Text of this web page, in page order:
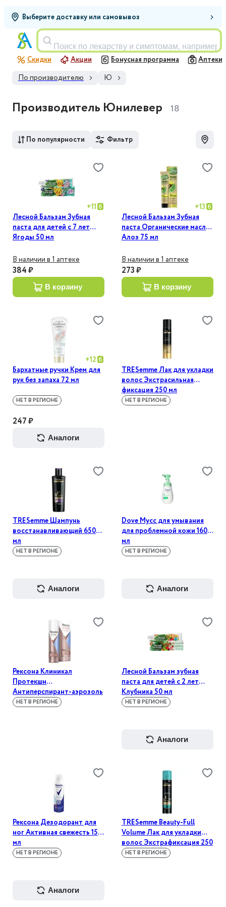
Выберите доставку или самовывоз
Поиск по лекарству и симптомам, например,
Скидки Акции Бонусная программа Аптеки
По производителю Ю
Производитель Юнилевер 18
По популярности Фильтр
+11
Лесной Бальзам Зубная
паста для детей с 7 лет
Ягоды 50 мл
В наличии в 1 аптеке
384 ₽
в корзину
+13
Лесной Бальзам Зубная
паста Органические масла-
Алоэ 75 мл
В наличии в 1 аптеке
273 ₽
в корзину
+12
Бархатные ручки Крем для
рук без запаха 72 мл
НЕТ В РЕГИОНЕ
247 ₽
аналоги
TRESemme Лак для укладки
волос Экстрасильная
фиксация 250 мл
НЕТ В РЕГИОНЕ
TRESemme Шампунь
восстанавливающий 650
мл
НЕТ В РЕГИОНЕ
аналоги
Dove Мусс для умывания
для проблемной кожи 160
мл
НЕТ В РЕГИОНЕ
аналоги
Рексона Клиникал
Протекшн
Антиперспирант-аэрозоль
Защита и свежесть 150 мл
НЕТ В РЕГИОНЕ
Лесной Бальзам зубная
паста для детей с 2 лет
Клубника 50 мл
НЕТ В РЕГИОНЕ
аналоги
Рексона Дезодорант для
ног Активная свежесть 150
мл
НЕТ В РЕГИОНЕ
аналоги
TRESemme Beauty-Full
Volume Лак для укладки
волос Экстрафиксация 250
млНЕТ В РЕГИОНЕ